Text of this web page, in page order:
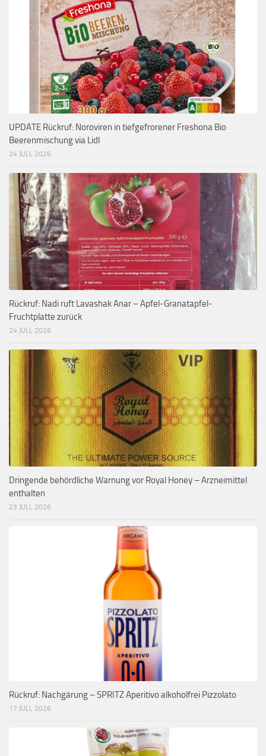
UPDATE Rückruf: Noroviren in tiefgefrorener Freshona Bio
Beerenmischung via Lidl
24 JULI, 2026
Rückruf: Nadi ruft Lavashak Anar – Apfel-Granatapfel-
Fruchtplatte zurück
24 JULI, 2026
Dringende behördliche Warnung vor Royal Honey – Arzneimittel
enthalten
23 JULI, 2026
Rückruf: Nachgärung – SPRITZ Aperitivo alkoholfrei Pizzolato
17 JULI, 2026